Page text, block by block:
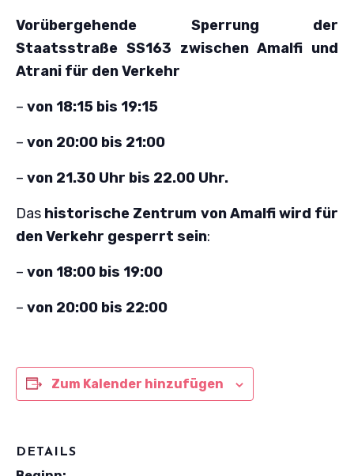
Vorübergehende Sperrung der
Staatsstraße SS163 zwischen Amalfi und
Atrani für den Verkehr
– von 18:15 bis 19:15
– von 20:00 bis 21:00
– von 21.30 Uhr bis 22.00 Uhr.
Das historische Zentrum von Amalfi wird für
den Verkehr gesperrt sein:
– von 18:00 bis 19:00
– von 20:00 bis 22:00
Zum Kalender hinzufügen
DETAILS